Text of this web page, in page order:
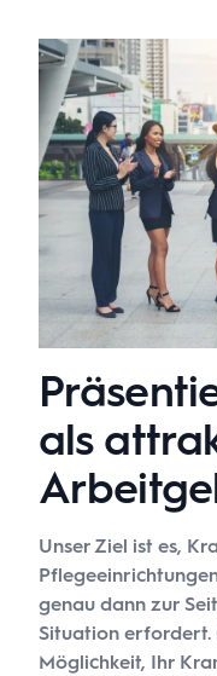
als
Unser Ziel ist es,
genau dann zur
Situation erfordert.
Möglichkeit, Ihr